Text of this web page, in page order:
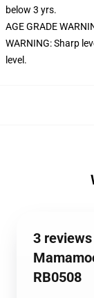
below 3 yrs.
AGE GRADE
WARNING: Sharp
level.
3
RB0508